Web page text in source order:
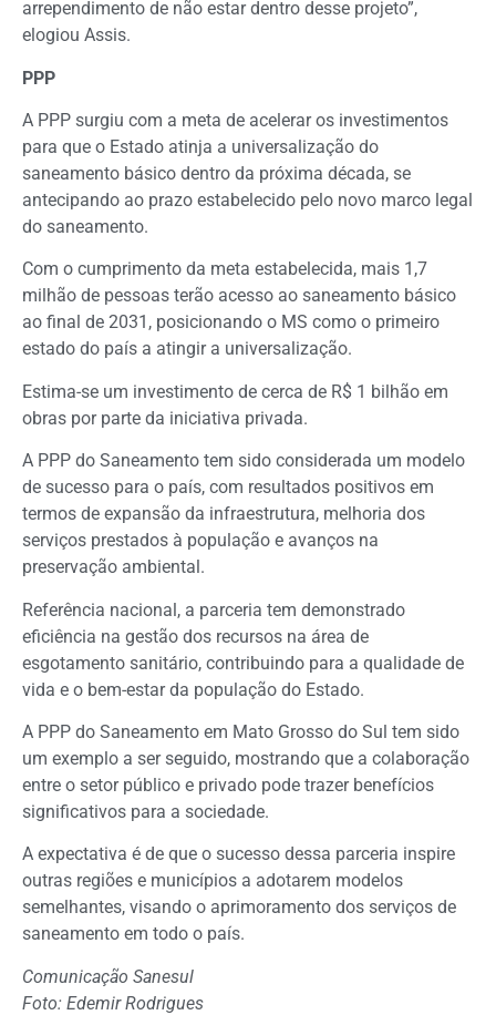
arrependimento de não estar dentro desse projeto”,
elogiou Assis.
PPP
A PPP surgiu com a meta de acelerar os investimentos
para que o Estado atinja a universalização do
saneamento básico dentro da próxima década, se
antecipando ao prazo estabelecido pelo novo marco legal
do saneamento.
Com o cumprimento da meta estabelecida, mais 1,7
milhão de pessoas terão acesso ao saneamento básico
ao final de 2031, posicionando o MS como o primeiro
estado do país a atingir a universalização.
Estima-se um investimento de cerca de R$ 1 bilhão em
obras por parte da iniciativa privada.
A PPP do Saneamento tem sido considerada um modelo
de sucesso para o país, com resultados positivos em
termos de expansão da infraestrutura, melhoria dos
serviços prestados à população e avanços na
preservação ambiental.
Referência nacional, a parceria tem demonstrado
eficiência na gestão dos recursos na área de
esgotamento sanitário, contribuindo para a qualidade de
vida e o bem-estar da população do Estado.
A PPP do Saneamento em Mato Grosso do Sul tem sido
um exemplo a ser seguido, mostrando que a colaboração
entre o setor público e privado pode trazer benefícios
significativos para a sociedade.
A expectativa é de que o sucesso dessa parceria inspire
outras regiões e municípios a adotarem modelos
semelhantes, visando o aprimoramento dos serviços de
saneamento em todo o país.
Comunicação Sanesul
Foto: Edemir Rodrigues